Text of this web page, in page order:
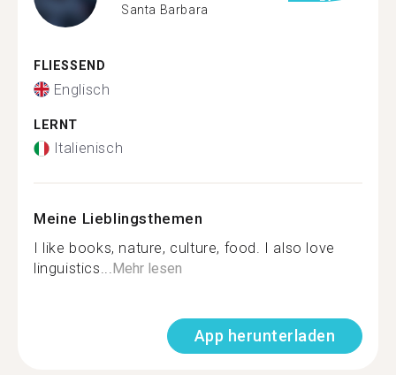
Santa Barbara
FLIESSEND
Englisch
LERNT
Italienisch
Meine Lieblingsthemen
I like books, nature, culture, food. I also love
linguistics...Mehr lesen
App herunterladen